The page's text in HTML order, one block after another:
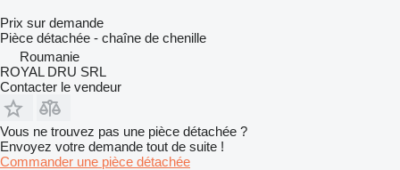
Prix sur demande
Pièce détachée - chaîne de chenille
Roumanie
ROYAL DRU SRL
Contacter le vendeur
Vous ne trouvez pas une pièce détachée ?
Envoyez votre demande tout de suite !
Commander une pièce détachée